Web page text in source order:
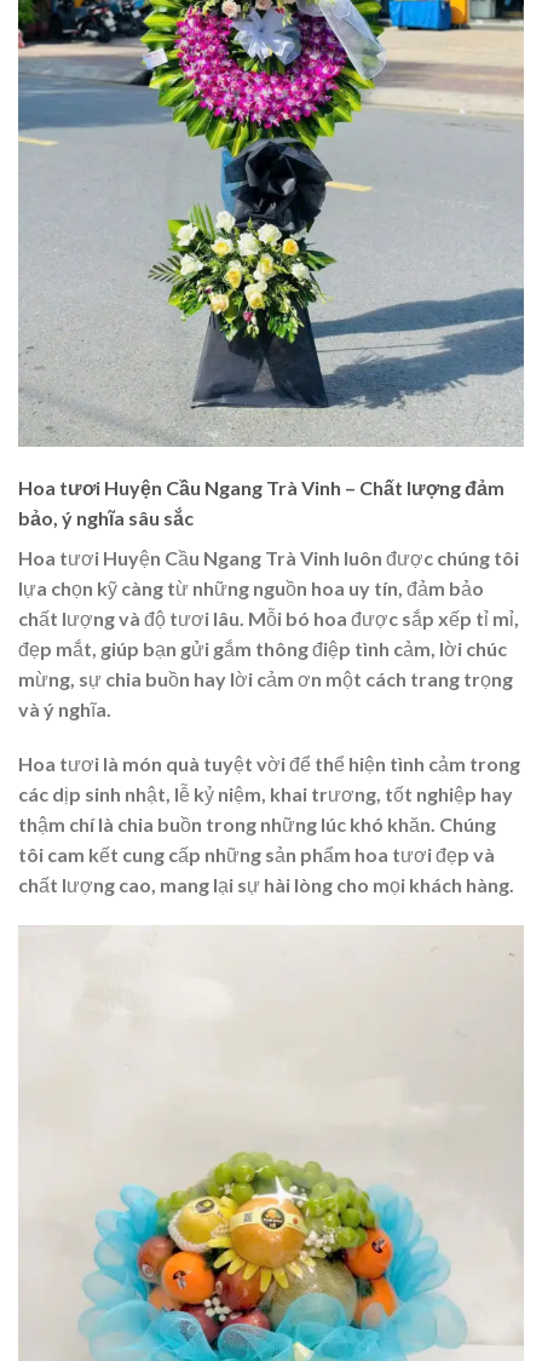
Hoa tươi Huyện Cầu Ngang Trà Vinh – Chất lượng đảm
bảo, ý nghĩa sâu sắc
Hoa tươi Huyện Cầu Ngang Trà Vinh luôn được chúng tôi
lựa chọn kỹ càng từ những nguồn hoa uy tín, đảm bảo
chất lượng và độ tươi lâu. Mỗi bó hoa được sắp xếp tỉ mỉ,
đẹp mắt, giúp bạn gửi gắm thông điệp tình cảm, lời chúc
mừng, sự chia buồn hay lời cảm ơn một cách trang trọng
và ý nghĩa.
Hoa tươi là món quà tuyệt vời để thể hiện tình cảm trong
các dịp sinh nhật, lễ kỷ niệm, khai trương, tốt nghiệp hay
thậm chí là chia buồn trong những lúc khó khăn. Chúng
tôi cam kết cung cấp những sản phẩm hoa tươi đẹp và
chất lượng cao, mang lại sự hài lòng cho mọi khách hàng.